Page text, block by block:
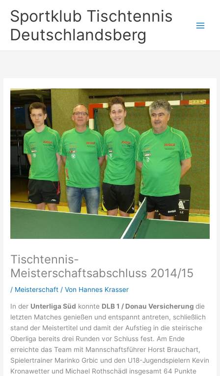
Inhalt
springen
Sportklub Tischtennis
Deutschlandsberg
Tischtennis-
Meisterschaftsabschluss 2014/15
/ Meisterschaft / Von Hannes Krasser
In der Unterliga Süd konnte DLB 1 / Donau Versicherungdie
letzten Matches genießen und entspannt antreten, schließlich
stand der Meistertitel und damit der Aufstieg in die steirische
Oberliga bereits drei Runden vor Schluss fest. Am Ende
erreichte das Team mit Mannschaftsführer Horst Brauchart,
Spielertrainer Marinko Grbic und den U18-Jugendspielern Kevin
Kronawetter und Michael Rothschädl insgesamt 64 Punkte